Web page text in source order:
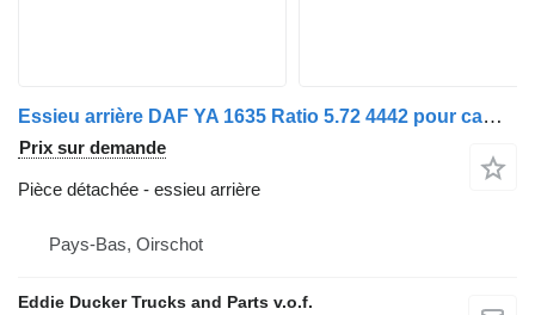
Essieu arrière DAF YA 1635 Ratio 5.72 4442 pour camion DAF
Prix sur demande
Pièce détachée - essieu arrière
Pays-Bas, Oirschot
Eddie Ducker Trucks and Parts v.o.f.